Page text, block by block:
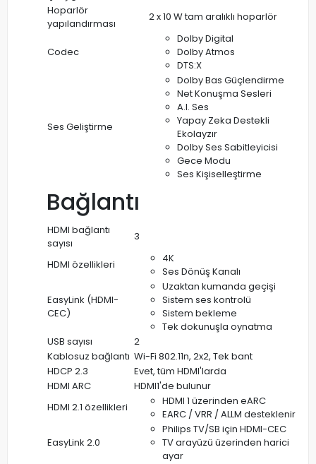
Hoparlör
yapılandırması
2 x 10 W tam aralıklı hoparlör
Codec
Dolby Digital
Dolby Atmos
DTS:X
Ses Geliştirme
Dolby Bas Güçlendirme
Net Konuşma Sesleri
A.I. Ses
Yapay Zeka Destekli
Ekolayzır
Dolby Ses Sabitleyicisi
Gece Modu
Ses Kişiselleştirme
Bağlantı
HDMI bağlantı
sayısı
3
HDMI özellikleri
4K
Ses Dönüş Kanalı
EasyLink (HDMI-
CEC)
Uzaktan kumanda geçişi
Sistem ses kontrolü
Sistem bekleme
Tek dokunuşla oynatma
USB sayısı
2
Kablosuz bağlantı Wi-Fi 802.11n, 2x2, Tek bant
HDCP 2.3
Evet, tüm HDMI'larda
HDMI ARC
HDMI1'de bulunur
HDMI 2.1 özellikleri
HDMI 1 üzerinden eARC
EARC / VRR / ALLM desteklenir
EasyLink 2.0
Philips TV/SB için HDMI-CEC
TV arayüzü üzerinden harici
ayar